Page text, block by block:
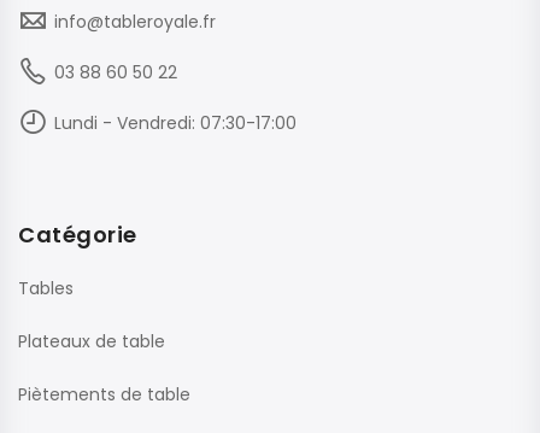
info@tableroyale.fr
03 88 60 50 22
Lundi - Vendredi: 07:30-17:00
Catégorie
Tables
Plateaux de table
Piètements de table